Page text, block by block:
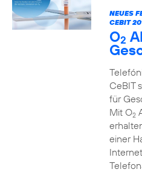
NEUES
CEBIT
O2
CeBIT
für
Mit O2
einer